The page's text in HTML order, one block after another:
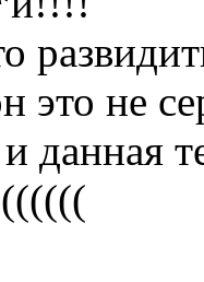
это не
данная